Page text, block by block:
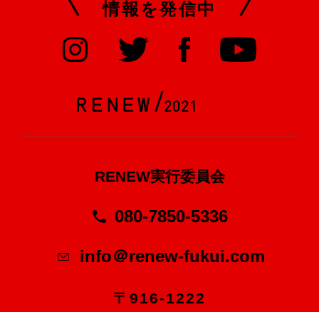
情報を発信中
RENEW実行委員会
080-7850-5336
info＠renew-fukui.com
〒916-1222